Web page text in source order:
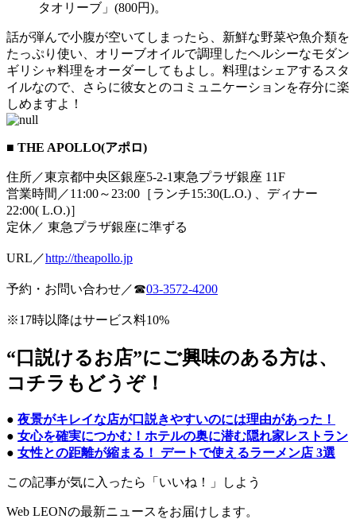
タオリーブ」(800円)。
話が弾んで小腹が空いてしまったら、新鮮な野菜や魚介類を
たっぷり使い、オリーブオイルで調理したヘルシーなモダン
ギリシャ料理をオーダーしてもよし。料理はシェアするスタ
イルなので、さらに彼女とのコミュニケーションを存分に楽
しめますよ！
■ THE APOLLO(アポロ)
住所／東京都中央区銀座5-2-1東急プラザ銀座 11F
営業時間／11:00～23:00［ランチ15:30(L.O.) 、ディナー
22:00( L.O.)］
定休／ 東急プラザ銀座に準ずる
URL／http://theapollo.jp
予約・お問い合わせ／☎03-3572-4200
※17時以降はサービス料10%
“口説けるお店”にご興味のある方は、
コチラもどうぞ！
● 夜景がキレイな店が口説きやすいのには理由があった！
● 女心を確実につかむ！ホテルの奥に潜む隠れ家レストラン
● 女性との距離が縮まる！ デートで使えるラーメン店 3選
この記事が気に入ったら「いいね！」しよう
Web LEONの最新ニュースをお届けします。